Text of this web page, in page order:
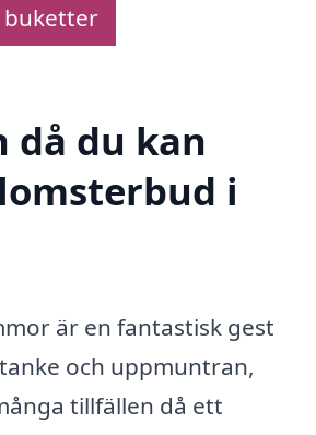
buketter
då du kan
i
är en fantastisk gest
och uppmuntran,
tillfällen då ett